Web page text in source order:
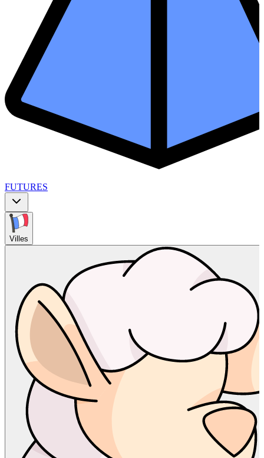
FUTURES
Villes